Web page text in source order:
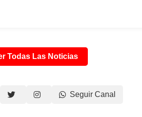
Todas Las Noticias
Seguir Canal